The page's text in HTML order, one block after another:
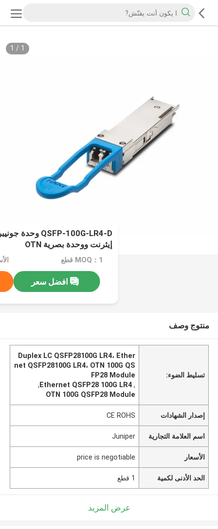
1
/
1
إيثرنت ووحدة بصرية OTN
MOQ：1 قطع
افضل سعر
منتوج وصف
تسليط الضوء:
Duplex LC QSFP28100G LR4، Ether
net QSFP28100G LR4، OTN 100G QS
FP28 Module
,
Ethernet QSFP28 100G LR4
,
OTN 100G QSFP28 Module
إصدار الشهادات CE ROHS
اسم العلامة التجارية Juniper
الأسعار price is negotiable
الحد الأدنى لكمية 1 قطع
عرض المزيد